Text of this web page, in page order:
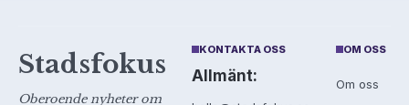
Stadsfokus
Oberoende nyheter om
KONTAKTA OSS
Allmänt:
OM OSS
Om oss